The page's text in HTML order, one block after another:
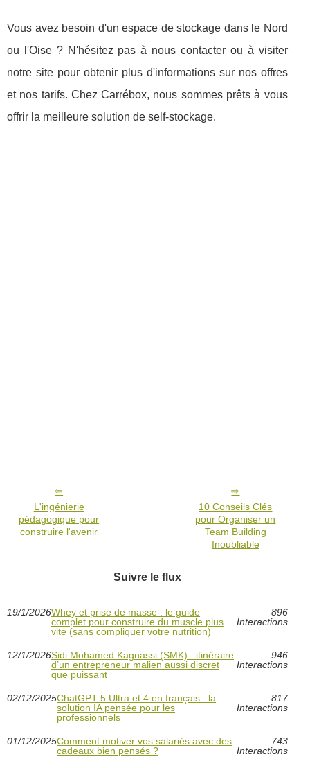
Vous avez besoin d'un espace de stockage dans le Nord
ou l'Oise ? N'hésitez pas à nous contacter ou à visiter
notre site pour obtenir plus d'informations sur nos offres
et nos tarifs. Chez Carrébox, nous sommes prêts à vous
offrir la meilleure solution de self-stockage.
L'ingénierie
pédagogique pour
construire l'avenir
10 Conseils Clés
pour Organiser un
Team Building
Inoubliable
Suivre le flux
19/1/2026Whey et prise de masse : le guide
complet pour construire du muscle plus
vite (sans compliquer votre nutrition)
896
Interactions
12/1/2026Sidi Mohamed Kagnassi (SMK) : itinéraire
d’un entrepreneur malien aussi discret
que puissant
946
Interactions
02/12/2025ChatGPT 5 Ultra et 4 en français : la
solution IA pensée pour les
professionnels
817
Interactions
01/12/2025Comment motiver vos salariés avec des
cadeaux bien pensés ?
743
Interactions